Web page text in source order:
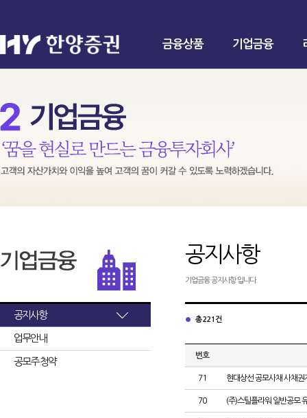
금융상품 기업금융
공지사항
업무안내
공모주 청약
공지사항
기업금융 공지사항 입니다.
총 221건
번호
71 현대상선 공모사채 사채권
70 (주)스틸플라워 일반공모